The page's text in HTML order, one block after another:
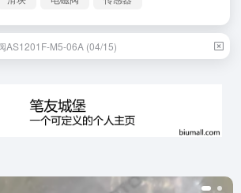
AS1201F-M5-06A (04/15)